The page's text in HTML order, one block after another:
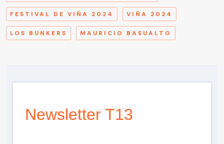
FESTIVAL DE VIÑA 2024 VIÑA 2024
LOS BUNKERS MAURICIO BASUALTO
Newsletter T13